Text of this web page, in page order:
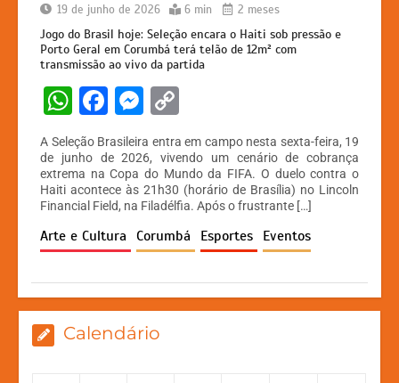
19 de junho de 2026 6 min 2 meses
Jogo do Brasil hoje: Seleção encara o Haiti sob pressão e
Porto Geral em Corumbá terá telão de 12m² com
transmissão ao vivo da partida
W
h
at
s
A
p
F
c
e
b
o
k
M
s
s
e
n
er
p
y
Li
n
A Seleção Brasileira entra em campo nesta sexta-feira, 19
de junho de 2026, vivendo um cenário de cobrança
extrema na Copa do Mundo da FIFA. O duelo contra o
Haiti acontece às 21h30 (horário de Brasília) no Lincoln
Financial Field, na Filadélfia. Após o frustrante […]
Arte e Cultura Corumbá Esportes Eventos
Calendário